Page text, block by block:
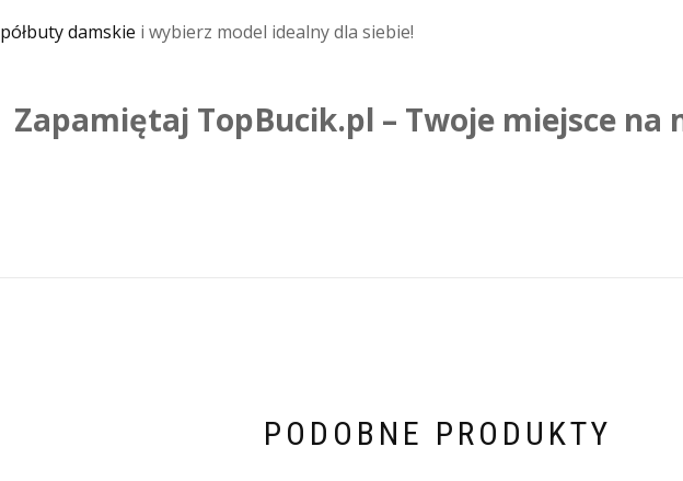
półbuty damskie i wybierz model idealny dla siebie!
Zapamiętaj TopBucik.pl – Twoje miejsce na
PODOBNE PRODUKTY